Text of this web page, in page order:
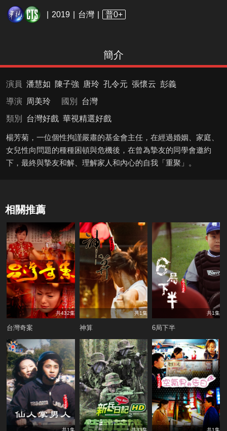
2019 台灣 普0+
簡介
演員 潘慧如 陳子強 唐玲 孔令元 張懷云 彭義
導演
周美玲 國別
台灣
類別
台灣好戲 華視精選好戲
楊芳菊，一位個性拘謹嚴肅的基金會主任，在經過婚姻、家庭、
女兒性向問題的種種困頓與危機後，在曾為摯友的同學會邀約
下，最終與摯友和解、理解家人和內心的自我「重聚」。
相關推薦
共432集
台灣奇案
共1集
神算
共1集
6局下半
共1集 共33集 共1集